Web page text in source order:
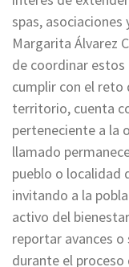
spas,
Margarita Álvarez
de coordinar estos
cumplir con el
territorio, cuenta
perteneciente a la
llamado
pueblo o localidad
invitando a la
activo del
reportar avances
durante el